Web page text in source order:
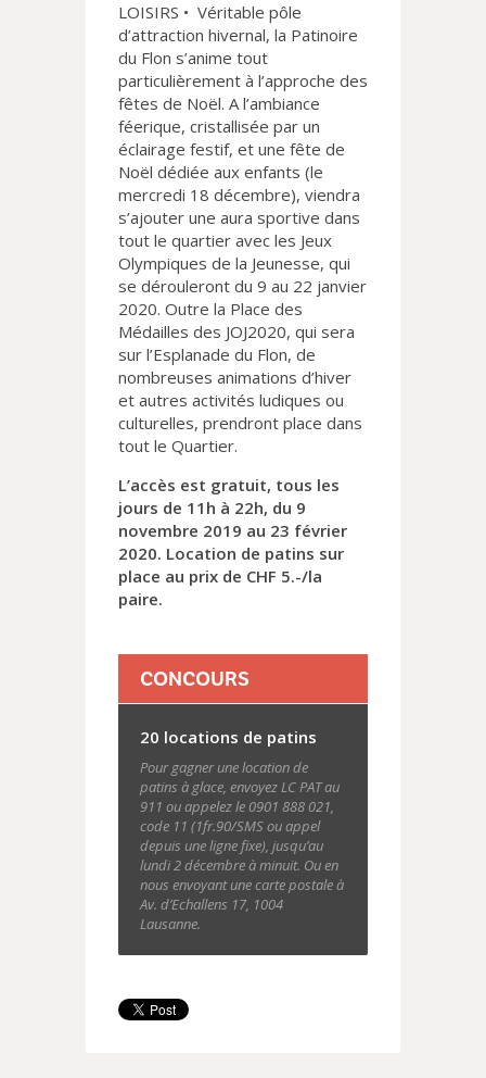
LOISIRS • Véritable pôle
d’attraction hivernal, la Patinoire
du Flon s’anime tout
particulièrement à l’approche des
fêtes de Noël. A l’ambiance
féerique, cristallisée par un
éclairage festif, et une fête de
Noël dédiée aux enfants (le
mercredi 18 décembre), viendra
s’ajouter une aura sportive dans
tout le quartier avec les Jeux
Olympiques de la Jeunesse, qui
se dérouleront du 9 au 22 janvier
2020. Outre la Place des
Médailles des JOJ2020, qui sera
sur l’Esplanade du Flon, de
nombreuses animations d’hiver
et autres activités ludiques ou
culturelles, prendront place dans
tout le Quartier.
L’accès est gratuit, tous les
jours de 11h à 22h, du 9
novembre 2019 au 23 février
2020. Location de patins sur
place au prix de CHF 5.-/la
paire.
CONCOURS
20 locations de patins
Pour gagner une location de
patins à glace, envoyez LC PAT au
911 ou appelez le 0901 888 021,
code 11 (1fr.90/SMS ou appel
depuis une ligne fixe), jusqu’au
lundi 2 décembre à minuit. Ou en
nous envoyant une carte postale à
Av. d’Echallens 17, 1004
Lausanne.